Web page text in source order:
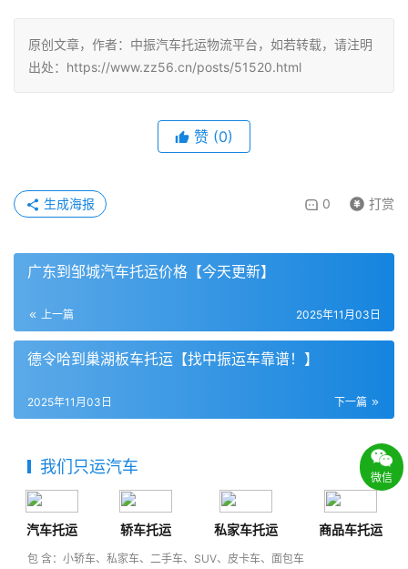
原创文章，作者：中振汽车托运物流平台，如若转载，请注明
出处：https://www.zz56.cn/posts/51520.html
赞 (0)
0 打赏
生成海报
广东到邹城汽车托运价格【今天更新】
上一篇 2025年11月03日
德令哈到巢湖板车托运【找中振运车靠谱！】
下一篇
2025年11月03日
我们只运汽车
汽车托运 轿车托运 私家车托运 商品车托运
包 含：小轿车、私家车、二手车、SUV、皮卡车、面包车
微信